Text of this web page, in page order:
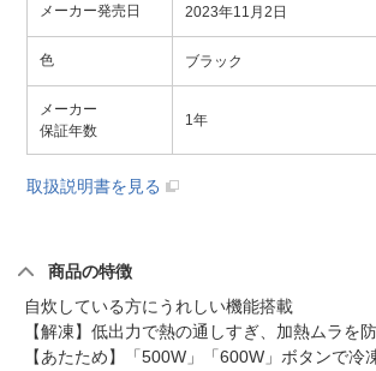
メーカー発売日 2023年11月2日
色 ブラック
メーカー
保証年数
1年
取扱説明書を見る
商品の特徴
自炊している方にうれしい機能搭載
【解凍】低出力で熱の通しすぎ、加熱ムラを
【あたため】「500W」「600W」ボタンで冷